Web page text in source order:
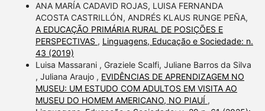
ANA MARÍA CADAVID ROJAS, LUISA FERNANDA
ACOSTA CASTRILLÓN, ANDRÉS KLAUS RUNGE PEÑA,
A EDUCAÇÃO PRIMÁRIA RURAL DE POSIÇÕES E
PERSPECTIVAS , Linguagens, Educação e Sociedade: n.
43 (2019)
Luisa Massarani , Graziele Scalfi, Juliane Barros da Silva
, Juliana Araujo , EVIDÊNCIAS DE APRENDIZAGEM NO
MUSEU: UM ESTUDO COM ADULTOS EM VISITA AO
MUSEU DO HOMEM AMERICANO, NO PIAUÍ ,